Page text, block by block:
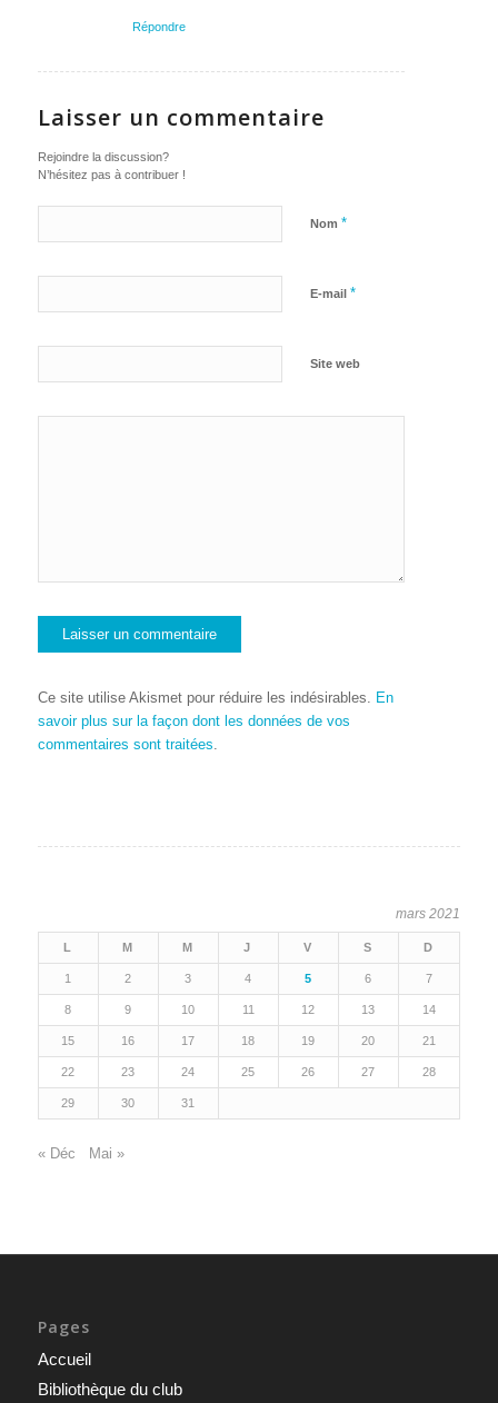
Répondre
Laisser un commentaire
Rejoindre la discussion?
N’hésitez pas à contribuer !
Nom *
E-mail *
Site web
Ce site utilise Akismet pour réduire les indésirables.
En
savoir plus sur la façon dont les données de vos
commentaires sont traitées
mars 2021
L M M J V S D
1 2 3 4 5 6 7
8 9 10 11 12 13 14
15 16 17 18 19 20 21
22 23 24 25 26 27 28
29 30 31
« Déc Mai »
Pages
Accueil
Bibliothèque du club